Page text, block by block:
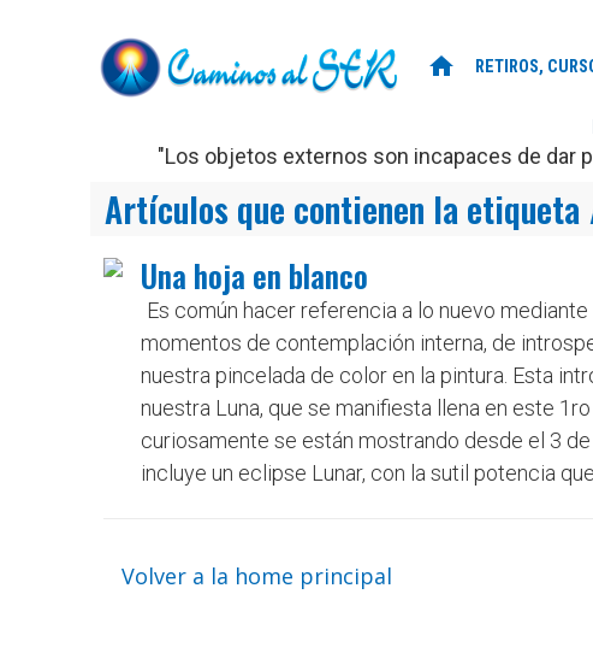
home RETIROS,
"Los objetos externos son incapaces de dar
Artículos que contienen la etiqueta
Una hoja en blanco
Es común hacer referencia a lo nuevo
momentos de contemplación interna, de
nuestra pincelada de color en la pintura. Esta
nuestra Luna, que se manifiesta llena en este
curiosamente se están mostrando desde el 3
incluye un eclipse Lunar, con la sutil potencia que
Volver a la home principal